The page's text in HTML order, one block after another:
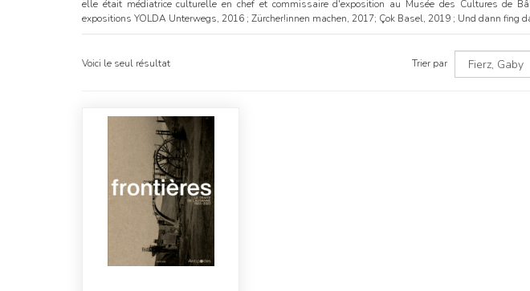
elle était médiatrice culturelle en chef et commissaire d'exposition au Musée des Cultures de
expositions YOLDA Unterwegs, 2016 ; Zürcher!innen machen, 2017; Çok Basel, 2019 ; Und dann fing
Voici le seul résultat Trier par